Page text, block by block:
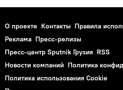
О проекте Контакты Правила
Реклама Пресс-релизы
Пресс-центр Sputnik Грузия RSS
Новости компаний Политика
Политика использования Cookie